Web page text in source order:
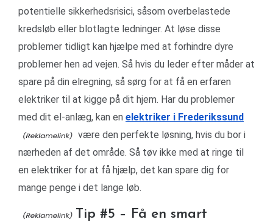
potentielle sikkerhedsrisici, såsom overbelastede
kredsløb eller blotlagte ledninger. At løse disse
problemer tidligt kan hjælpe med at forhindre dyre
problemer hen ad vejen. Så hvis du leder efter måder at
spare på din elregning, så sørg for at få en erfaren
elektriker til at kigge på dit hjem. Har du problemer
med dit el-anlæg, kan en elektriker i Frederikssund
være den perfekte løsning, hvis du bor i
nærheden af ​​det område. Så tøv ikke med at ringe til
en elektriker for at få hjælp, det kan spare dig for
mange penge i det lange løb.
Tip #5 – Få en smart